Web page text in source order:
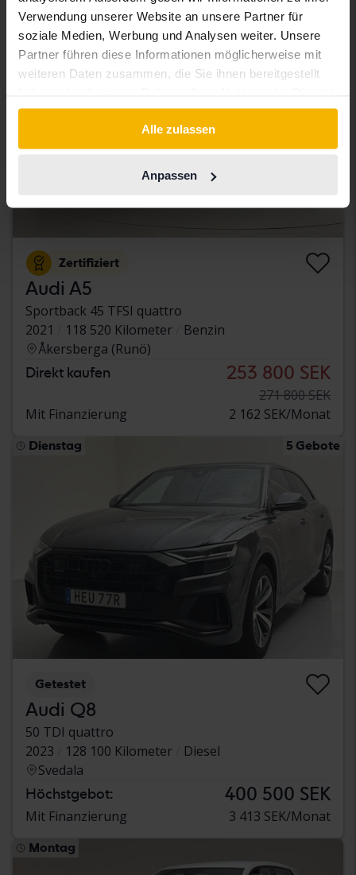
Verwendung unserer Website an unsere Partner für
soziale Medien, Werbung und Analysen weiter. Unsere
Partner führen diese Informationen möglicherweise mit
weiteren Daten zusammen, die Sie ihnen bereitgestellt
gesammelt haben.
Alle zulassen
Anpassen
Ermäßigter Preis
Zertifiziert
Audi A5
Sportback 45 TFSI quattro
2021
118 520 Kilometer
Benzin
Åkersberga (Runö)
Direkt kaufen 253 800 SEK
271 800 SEK
Mit Finanzierung
2 162 SEK/Monat
Dienstag 5 Gebote
Getestet
Audi Q8
50 TDI quattro
2023
128 100 Kilometer
Diesel
Svedala
Höchstgebot: 400 500 SEK
Mit Finanzierung 3 413 SEK/Monat
Montag